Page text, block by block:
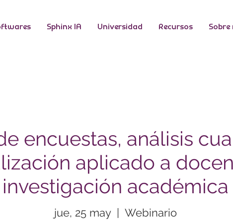
Sphinx IA Universidad Recursos
encuestas, análisis
aplicado a
investigación académica
jue, 25 may
  |
Webinario